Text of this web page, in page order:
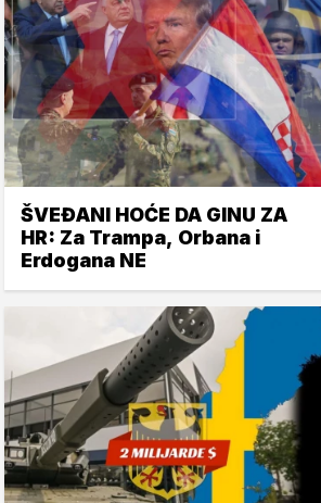
ŠVEĐANI HOĆE DA GINU ZA
HR: Za Trampa, Orbana i
Erdogana NE